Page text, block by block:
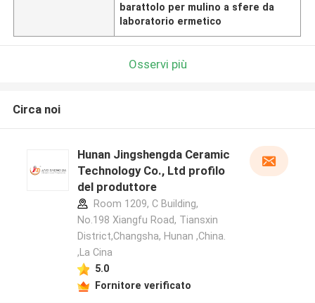
barattolo per mulino a sfere da
laboratorio ermetico
Osservi più
Circa noi
Hunan Jingshengda Ceramic
Technology Co., Ltd profilo
del produttore
Room 1209, C Building,
No.198 Xiangfu Road, Tiansxin
District,Changsha, Hunan ,China.
,La Cina
5.0
Fornitore verificato